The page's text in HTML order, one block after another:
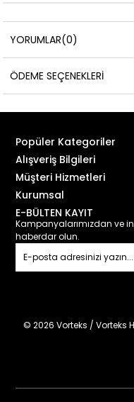
YORUMLAR(0)
ÖDEME SEÇENEKLERI
Popüler Kategoriler
Alışveriş Bilgileri
Müşteri Hizmetleri
Kurumsal
E-BÜLTEN KAYIT
Kampanyalarımızdan ve
haberdar olun.
© 2026 Vorteks / Vorteks